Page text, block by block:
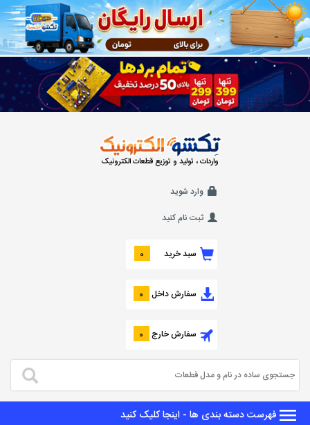
واردات ، تولید و توزیع قطعات الکترونیک
وارد شوید
ثبت نام کنید
سبد خرید 0
سفارش داخل 0
سفارش خارج 0
فهرست دسته بندی ها - اینجا کلیک کنید